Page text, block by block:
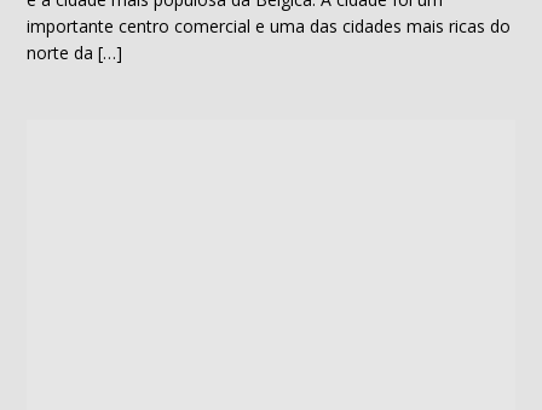
importante centro comercial e uma das cidades mais ricas do
norte da […]